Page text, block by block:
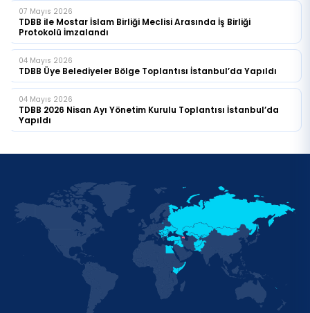
07 Mayıs 2026
TDBB ile Mostar İslam Birliği Meclisi Arasında İş Birliği
Protokolü İmzalandı
04 Mayıs 2026
TDBB Üye Belediyeler Bölge Toplantısı İstanbul’da Yapıldı
04 Mayıs 2026
TDBB 2026 Nisan Ayı Yönetim Kurulu Toplantısı İstanbul’da
Yapıldı